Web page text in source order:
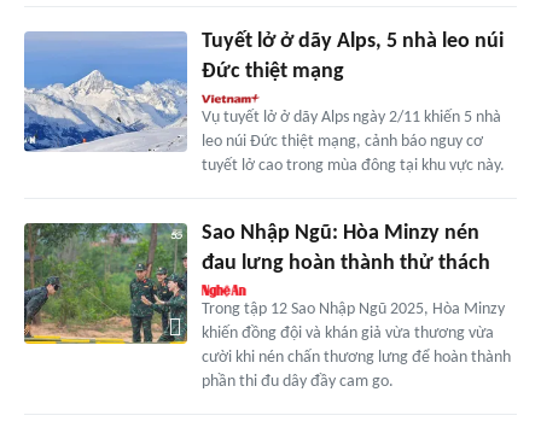
Tuyết lở ở dãy Alps, 5 nhà leo núi
Đức thiệt mạng
Vụ tuyết lở ở dãy Alps ngày 2/11 khiến 5 nhà
leo núi Đức thiệt mạng, cảnh báo nguy cơ
tuyết lở cao trong mùa đông tại khu vực này.
Sao Nhập Ngũ: Hòa Minzy nén
đau lưng hoàn thành thử thách
Trong tập 12 Sao Nhập Ngũ 2025, Hòa Minzy
khiến đồng đội và khán giả vừa thương vừa
cười khi nén chấn thương lưng để hoàn thành
phần thi đu dây đầy cam go.